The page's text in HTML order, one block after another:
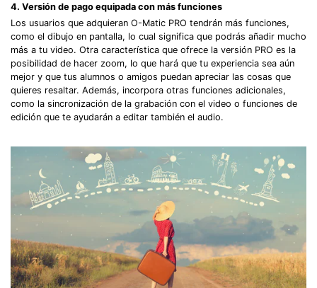
4. Versión de pago equipada con más funciones
Los usuarios que adquieran O-Matic PRO tendrán más funciones,
como el dibujo en pantalla, lo cual significa que podrás añadir mucho
más a tu video. Otra característica que ofrece la versión PRO es la
posibilidad de hacer zoom, lo que hará que tu experiencia sea aún
mejor y que tus alumnos o amigos puedan apreciar las cosas que
quieres resaltar. Además, incorpora otras funciones adicionales,
como la sincronización de la grabación con el video o funciones de
edición que te ayudarán a editar también el audio.